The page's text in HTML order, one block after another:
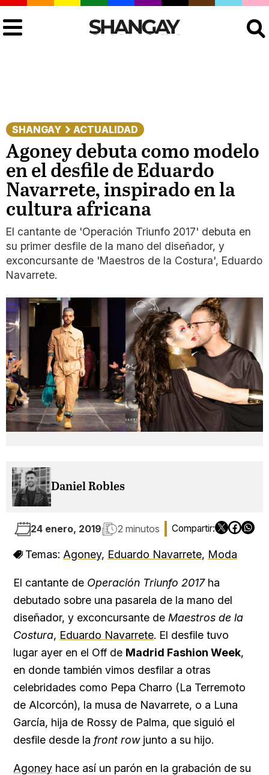
SHANGAY ACTUALIDAD
Agoney debuta como modelo
en el desfile de Eduardo
Navarrete, inspirado en la
cultura africana
El cantante de 'Operación Triunfo 2017' debuta en
su primer desfile de la mano del diseñador, y
exconcursante de 'Maestros de la Costura', Eduardo
Navarrete.
Daniel Robles
24 enero, 2019 2 minutos
Temas: Agoney, Eduardo Navarrete, Moda
El cantante de Operación Triunfo 2017ha
debutado sobre una pasarela de la mano del
diseñador, y exconcursante de Maestros de la
Costura, Eduardo Navarrete. El desfile tuvo
lugar ayer en el Off de Madrid Fashion Week,
en donde también vimos desfilar a otras
celebridades como Pepa Charro (La Terremoto
de Alcorcón), la musa de Navarrete, o a Luna
García, hija de Rossy de Palma, que siguió el
desfile desde la front rowjunto a su hijo.
Agoney hace así un parón en la grabación de su